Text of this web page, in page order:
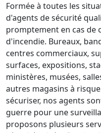
Formée à toutes les
d'agents de sécurité
promptement en cas de
d'incendie. Bureaux,
centres commerciaux,
surfaces, expositions,
ministères, musées,
autres magasins à
sécuriser, nos agents
guerre pour une
proposons plusieurs